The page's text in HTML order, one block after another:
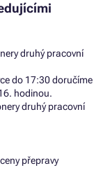
druhý pracovní
do 17:30 doručíme
hodinou.
druhý pracovní
přepravy